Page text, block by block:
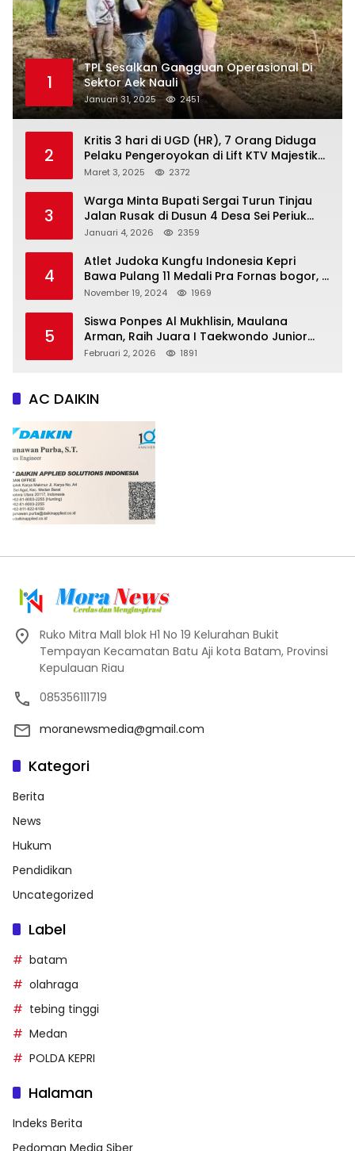
1
TPL Sesalkan Gangguan Operasional Di
Sektor Aek Nauli
Januari 31, 2025 2451
2
Kritis 3 hari di UGD (HR), 7 Orang Diduga
Pelaku Pengeroyokan di Lift KTV Majestik
Melenggang Bebas, Kantor Hukum JAP
Tanjungpinang
Maret 3, 2025 2372
3
Warga Minta Bupati Sergai Turun Tinjau
Jalan Rusak di Dusun 4 Desa Sei Periuk
Serdang Bedagai
Januari 4, 2026 2359
4
Atlet Judoka Kungfu Indonesia Kepri
Bawa Pulang 11 Medali Pra Fornas bogor, 3
Emas dan 8 Perunggu.
November 19, 2024 1969
5
Siswa Ponpes Al Mukhlisin, Maulana
Arman, Raih Juara I Taekwondo Junior
Putra di Riau National Championship 2026
Februari 2, 2026 1891
AC DAIKIN
Ruko Mitra Mall blok H1 No 19 Kelurahan Bukit
Tempayan Kecamatan Batu Aji kota Batam, Provinsi
Kepulauan Riau
085356111719
moranewsmedia@gmail.com
Kategori
Berita
News
Hukum
Pendidikan
Uncategorized
Label
batam
olahraga
tebing tinggi
Medan
POLDA KEPRI
Halaman
Indeks Berita
Pedoman Media Siber